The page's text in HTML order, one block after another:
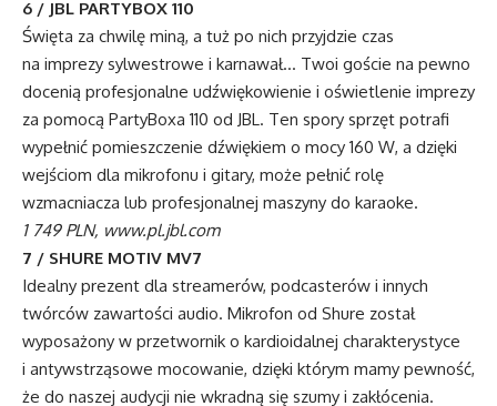
6 / JBL PARTYBOX 110
Święta za chwilę miną, a tuż po nich przyjdzie czas
na imprezy sylwestrowe i karnawał… Twoi goście na pewno
docenią profesjonalne udźwiękowienie i oświetlenie imprezy
za pomocą PartyBoxa 110 od JBL. Ten spory sprzęt potrafi
wypełnić pomieszczenie dźwiękiem o mocy 160 W, a dzięki
wejściom dla mikrofonu i gitary, może pełnić rolę
wzmacniacza lub profesjonalnej maszyny do karaoke.
1 749 PLN, www.pl.jbl.com
7 / SHURE MOTIV MV7
Idealny prezent dla streamerów, podcasterów i innych
twórców zawartości audio. Mikrofon od Shure został
wyposażony w przetwornik o kardioidalnej charakterystyce
i antywstrząsowe mocowanie, dzięki którym mamy pewność,
że do naszej audycji nie wkradną się szumy i zakłócenia.